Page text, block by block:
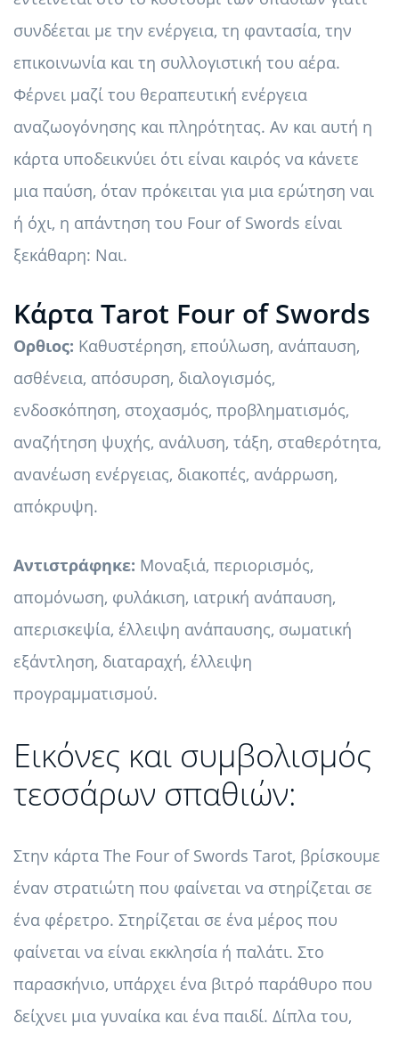
συνδέεται με την ενέργεια, τη φαντασία, την
επικοινωνία και τη συλλογιστική του αέρα.
Φέρνει μαζί του θεραπευτική ενέργεια
αναζωογόνησης και πληρότητας. Αν και αυτή η
κάρτα υποδεικνύει ότι είναι καιρός να κάνετε
μια παύση, όταν πρόκειται για μια ερώτηση ναι
ή όχι, η απάντηση του Four of Swords είναι
ξεκάθαρη: Ναι.
Κάρτα Tarot Four of Swords
Ορθιος: Καθυστέρηση, επούλωση, ανάπαυση,
ασθένεια, απόσυρση, διαλογισμός,
ενδοσκόπηση, στοχασμός, προβληματισμός,
αναζήτηση ψυχής, ανάλυση, τάξη, σταθερότητα,
ανανέωση ενέργειας, διακοπές, ανάρρωση,
απόκρυψη.
Αντιστράφηκε: Μοναξιά, περιορισμός,
απομόνωση, φυλάκιση, ιατρική ανάπαυση,
απερισκεψία, έλλειψη ανάπαυσης, σωματική
εξάντληση, διαταραχή, έλλειψη
προγραμματισμού.
Εικόνες και συμβολισμός
τεσσάρων σπαθιών:
Στην κάρτα The Four of Swords Tarot, βρίσκουμε
έναν στρατιώτη που φαίνεται να στηρίζεται σε
ένα φέρετρο. Στηρίζεται σε ένα μέρος που
φαίνεται να είναι εκκλησία ή παλάτι. Στο
παρασκήνιο, υπάρχει ένα βιτρό παράθυρο που
δείχνει μια γυναίκα και ένα παιδί. Δίπλα του,